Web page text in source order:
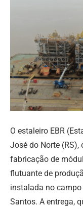
O estaleiro EBR
José do Norte
fabricação de
flutuante de
instalada no campo
Santos. A entrega,